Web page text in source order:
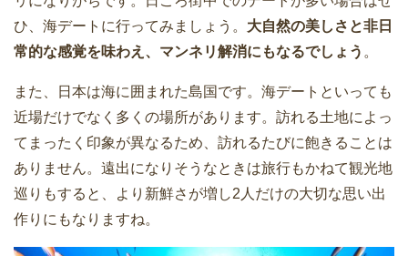
ひ、海デートに行ってみましょう。 大自然の美しさと非日
常的な感覚を味わえ、マンネリ解消にもなるでしょう 。
また、日本は海に囲まれた島国です。海デートといっても
近場だけでなく多くの場所があります。訪れる土地によっ
てまったく印象が異なるため、訪れるたびに飽きることは
ありません。遠出になりそうなときは旅行もかねて観光地
巡りもすると、より新鮮さが増し2人だけの大切な思い出
作りにもなりますね。